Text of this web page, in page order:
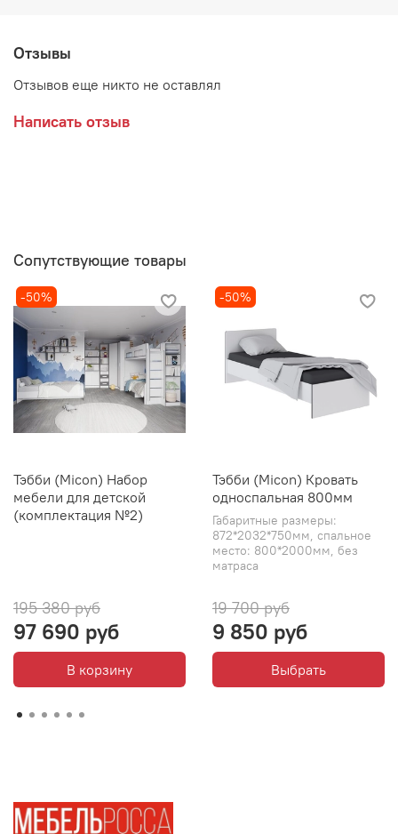
Отзывы
Отзывов еще никто не оставлял
Написать отзыв
Сопутствующие товары
-50%
Тэбби (Micon) Набор
мебели для детской
(комплектация №2)
195 380 руб
97 690 руб
В корзину
-50%
Тэбби (Micon) Кровать
односпальная 800мм
Габаритные размеры:
872*2032*750мм, спальное
место: 800*2000мм, без
матраса
19 700 руб
9 850 руб
Выбрать